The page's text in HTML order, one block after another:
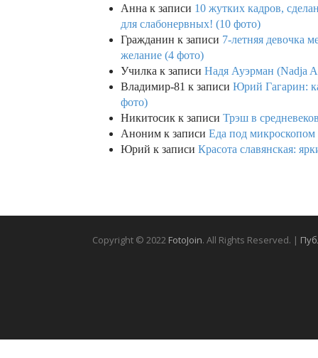
Анна к записи 10 жутких кадров,
для слабонервных! (10 фото)
Гражданин к записи 7-летняя девочка
желание (4 фото)
Училка к записи Надя Ауэрман (Nadja
Владимир-81 к записи Юрий Гагарин:
фото)
Никитосик к записи Трэш в
Аноним к записи Еда под микроскопом
Юрий к записи Красота славянская:
Copyright © 2022 FotoJoin. All Rights Reserved. |